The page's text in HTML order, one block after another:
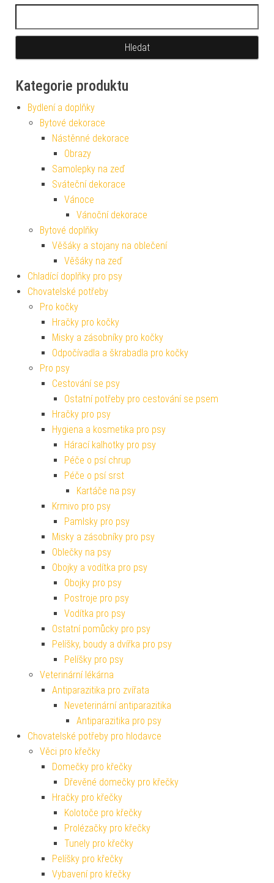
Kategorie produktu
Bydlení a doplňky
Bytové dekorace
Nástěnné dekorace
Obrazy
Samolepky na zeď
Sváteční dekorace
Vánoce
Vánoční dekorace
Bytové doplňky
Věšáky a stojany na oblečení
Věšáky na zeď
Chladící doplňky pro psy
Chovatelské potřeby
Pro kočky
Hračky pro kočky
Misky a zásobníky pro kočky
Odpočívadla a škrabadla pro kočky
Pro psy
Cestování se psy
Ostatní potřeby pro cestování se psem
Hračky pro psy
Hygiena a kosmetika pro psy
Hárací kalhotky pro psy
Péče o psí chrup
Péče o psí srst
Kartáče na psy
Krmivo pro psy
Pamlsky pro psy
Misky a zásobníky pro psy
Oblečky na psy
Obojky a vodítka pro psy
Obojky pro psy
Postroje pro psy
Vodítka pro psy
Ostatní pomůcky pro psy
Pelíšky, boudy a dvířka pro psy
Pelíšky pro psy
Veterinární lékárna
Antiparazitika pro zvířata
Neveterinární antiparazitika
Antiparazitika pro psy
Chovatelské potřeby pro hlodavce
Věci pro křečky
Domečky pro křečky
Dřevěné domečky pro křečky
Hračky pro křečky
Kolotoče pro křečky
Prolézačky pro křečky
Tunely pro křečky
Pelíšky pro křečky
Vybavení pro křečky